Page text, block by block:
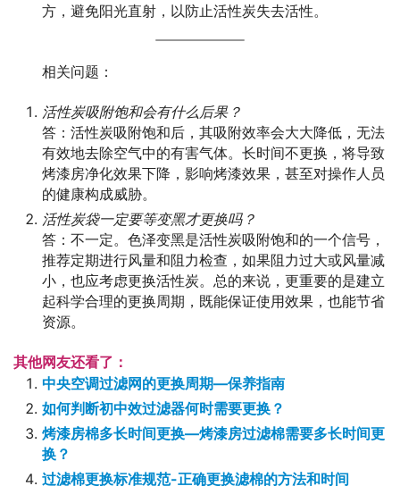
方，避免阳光直射，以防止活性炭失去活性。
相关问题：
活性炭吸附饱和会有什么后果？
答：活性炭吸附饱和后，其吸附效率会大大降低，无法
有效地去除空气中的有害气体。长时间不更换，将导致
烤漆房净化效果下降，影响烤漆效果，甚至对操作人员
的健康构成威胁。
活性炭袋一定要等变黑才更换吗？
答：不一定。色泽变黑是活性炭吸附饱和的一个信号，
推荐定期进行风量和阻力检查，如果阻力过大或风量减
小，也应考虑更换活性炭。总的来说，更重要的是建立
起科学合理的更换周期，既能保证使用效果，也能节省
资源。
其他网友还看了：
中央空调过滤网的更换周期—保养指南
如何判断初中效过滤器何时需要更换？
烤漆房棉多长时间更换—烤漆房过滤棉需要多长时间更
换？
过滤棉更换标准规范-正确更换滤棉的方法和时间